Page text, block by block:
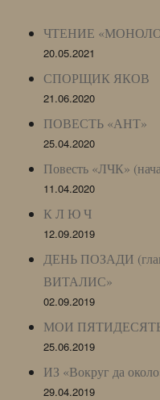
ЧТЕНИЕ
20.05.2021
СПОРЩИК ЯКОВ
21.06.2020
ПОВЕСТЬ «АНТ»
25.04.2020
Повесть «ЛЧК»
11.04.2020
К Л Ю Ч
12.09.2019
ДЕНЬ ПОЗАДИ
ВИТАЛИС»
02.09.2019
МОИ
25.06.2019
ИЗ «Вокруг да
29.04.2019